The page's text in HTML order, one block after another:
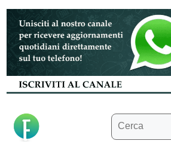
Vai
contenuto
Ricerca
per: